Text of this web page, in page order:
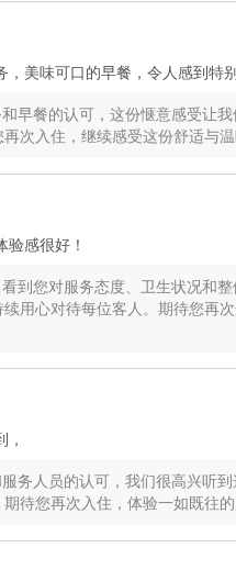
美味可口的早餐，令人感到特别
早餐的认可，这份惬意感受让
次入住，继续感受这份舒适与温
感很好！
到您对服务态度、卫生状况和
用心对待每位客人。期待您再
务人员的认可，我们很高兴听
待您再次入住，体验一如既往的